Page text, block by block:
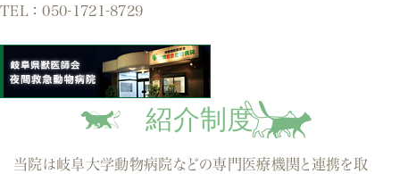
TEL：050-1721-8729
紹介制度
当院は岐阜大学動物病院などの専門医療機関と連携を取